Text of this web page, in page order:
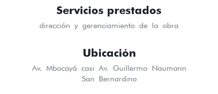
Servicios prestados
dirección y gerenciamiento de la obra
Ubicación
Av. Mbocayá casi Av. Guillermo Naumann
San Bernardino